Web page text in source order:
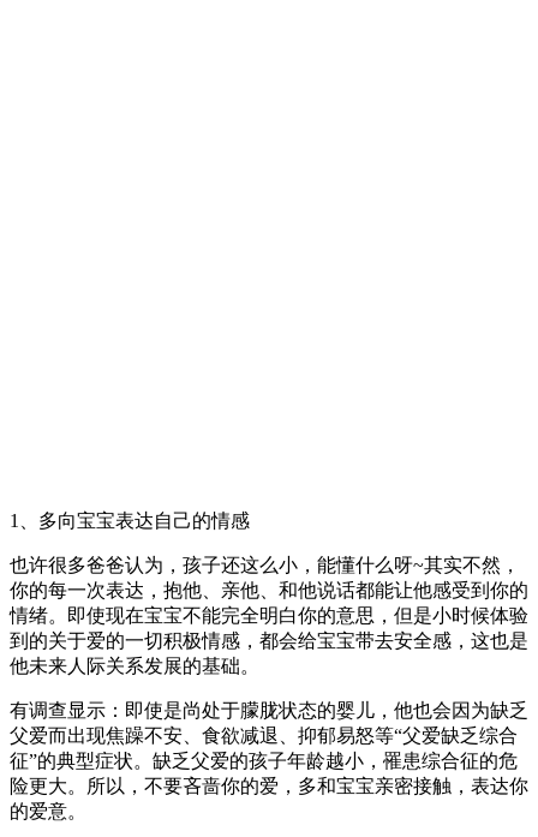
1、多向宝宝表达自己的情感
也许很多爸爸认为，孩子还这么小，能懂什么呀~其实不然，
你的每一次表达，抱他、亲他、和他说话都能让他感受到你的
情绪。即使现在宝宝不能完全明白你的意思，但是小时候体验
到的关于爱的一切积极情感，都会给宝宝带去安全感，这也是
他未来人际关系发展的基础。
有调查显示：即使是尚处于朦胧状态的婴儿，他也会因为缺乏
父爱而出现焦躁不安、食欲减退、抑郁易怒等“父爱缺乏综合
征”的典型症状。缺乏父爱的孩子年龄越小，罹患综合征的危
险更大。所以，不要吝啬你的爱，多和宝宝亲密接触，表达你
的爱意。